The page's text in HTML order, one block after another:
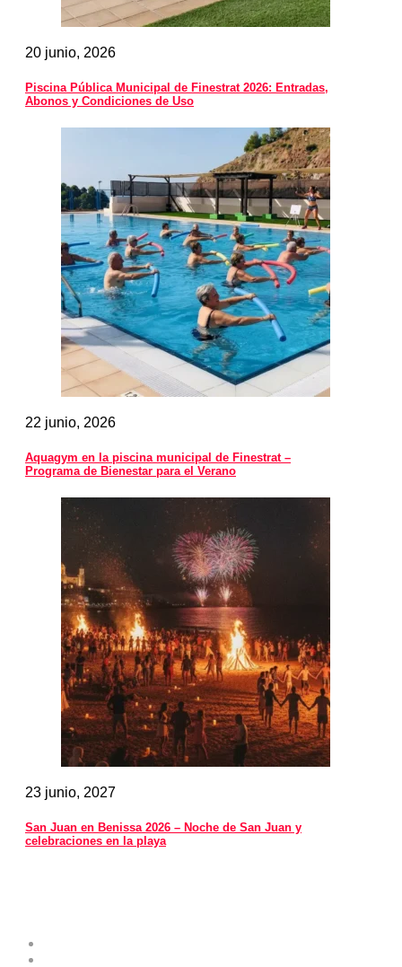
20 junio, 2026
Piscina Pública Municipal de Finestrat 2026: Entradas,
Abonos y Condiciones de Uso
22 junio, 2026
Aquagym en la piscina municipal de Finestrat –
Programa de Bienestar para el Verano
23 junio, 2027
San Juan en Benissa 2026 – Noche de San Juan y
celebraciones en la playa